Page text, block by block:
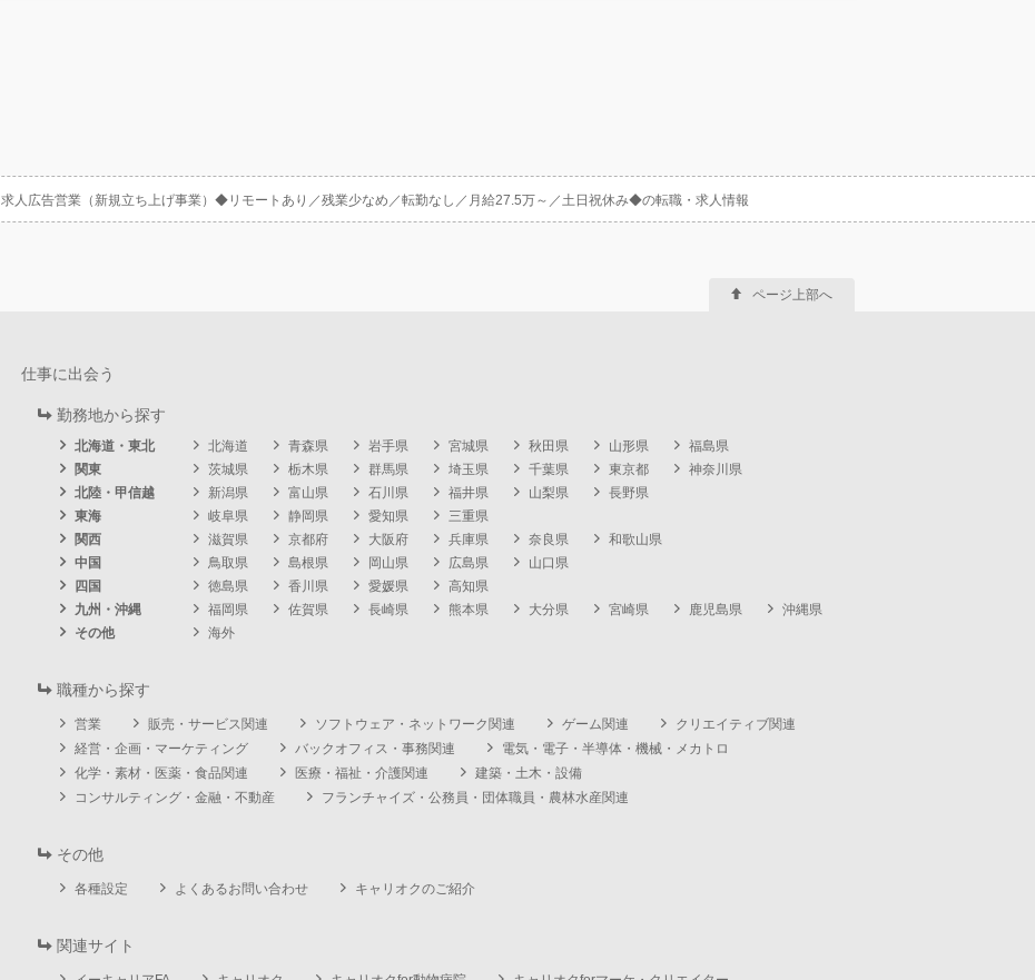
求人広告営業（新規立ち上げ事業）◆リモートあり／残業少なめ／転勤なし／月給27.5万～／土日祝休み◆の転職・求人情報
仕事に出会う
勤務地から探す
北海道・東北 北海道 青森県 岩手県 宮城県 秋田県 山形県
福島県
関東
茨城県 栃木県 群馬県 埼玉県 千葉県 東京都
神奈川県
北陸・甲信越
新潟県 富山県 石川県 福井県 山梨県
長野県
東海
岐阜県 静岡県 愛知県
三重県
関西
滋賀県 京都府 大阪府 兵庫県 奈良県
和歌山県
中国
鳥取県 島根県 岡山県 広島県
山口県
四国
徳島県 香川県 愛媛県
高知県
九州・沖縄
福岡県 佐賀県 長崎県 熊本県 大分県 宮崎県 鹿児島県
沖縄県
その他
海外
職種から探す
営業 販売・サービス関連 ソフトウェア・ネットワーク関連 ゲーム関連
クリエイティブ関連
経営・企画・マーケティング
バックオフィス・事務関連
電気・電子・半導体・機械・メカトロ
化学・素材・医薬・食品関連
医療・福祉・介護関連
建築・土木・設備
コンサルティング・金融・不動産
フランチャイズ・公務員・団体職員・農林水産関連
その他
各種設定 よくあるお問い合わせ キャリオクのご紹介
関連サイト
ページ上部へ